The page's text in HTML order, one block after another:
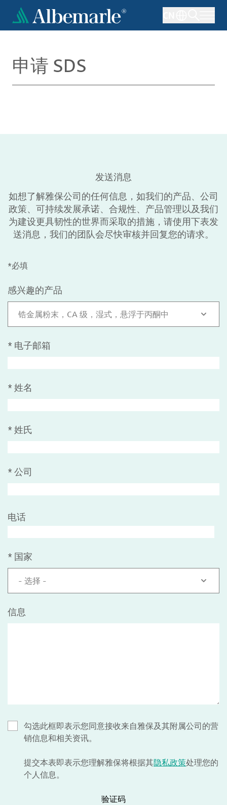
到
申请 SDS
发送消息
如想了解雅保公司的任何信息，如我们的产品、公司
政策、可持续发展承诺、合规性、产品管理以及我们
为建设更具韧性的世界而采取的措施，请使用下表发
送消息，我们的团队会尽快审核并回复您的请求。
*必填
感兴趣的产品
锆金属粉末，CA 级，湿式，悬浮于丙酮中
* 电子邮箱
* 姓名
* 姓氏
* 公司
电话
* 国家
- 选择 -
信息
勾选此框即表示您同意接收来自雅保及其附属公司的营
销信息和相关资讯。
提交本表即表示您理解雅保将根据其隐私政策处理您的
个人信息。
验证码